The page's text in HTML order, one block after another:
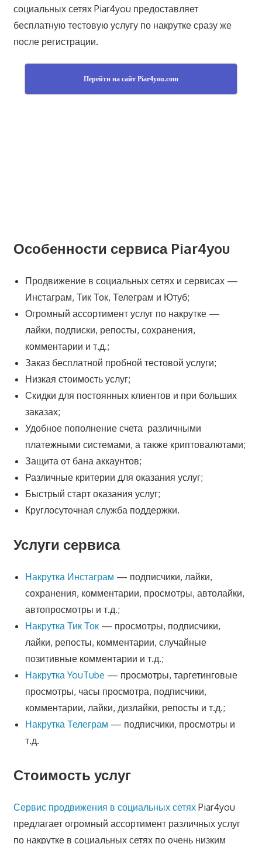
социальных сетях Piar4you предоставляет
бесплатную тестовую услугу по накрутке сразу же
после регистрации.
Перейти на сайт Piar4you.com
Особенности сервиса Piar4you
Продвижение в социальных сетях и сервисах —
Инстаграм, Тик Ток, Телеграм и Ютуб;
Огромный ассортимент услуг по накрутке —
лайки, подписки, репосты, сохранения,
комментарии и т.д.;
Заказ бесплатной пробной тестовой услуги;
Низкая стоимость услуг;
Скидки для постоянных клиентов и при больших
заказах;
Удобное пополнение счета различными
платежными системами, а также криптовалютами;
Защита от бана аккаунтов;
Различные критерии для оказания услуг;
Быстрый старт оказания услуг;
Круглосуточная служба поддержки.
Услуги сервиса
Накрутка Инстаграм — подписчики, лайки,
сохранения, комментарии, просмотры, автолайки,
автопросмотры и т.д.;
Накрутка Тик Ток— просмотры, подписчики,
лайки, репосты, комментарии, случайные
позитивные комментарии и т.д.;
Накрутка YouTube — просмотры, таргетинговые
просмотры, часы просмотра, подписчики,
комментарии, лайки, дизлайки, репосты и т.д.;
Накрутка Телеграм — подписчики, просмотры и
т.д.
Стоимость услуг
Сервис продвижения в социальных сетяхPiar4you
предлагает огромный ассортимент различных услуг
по накрутке в социальных сетях по очень низким